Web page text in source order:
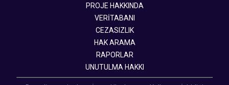
PROJE HAKKINDA
VERİTABANI
CEZASIZLIK
HAK ARAMA
RAPORLAR
UNUTULMA HAKKI